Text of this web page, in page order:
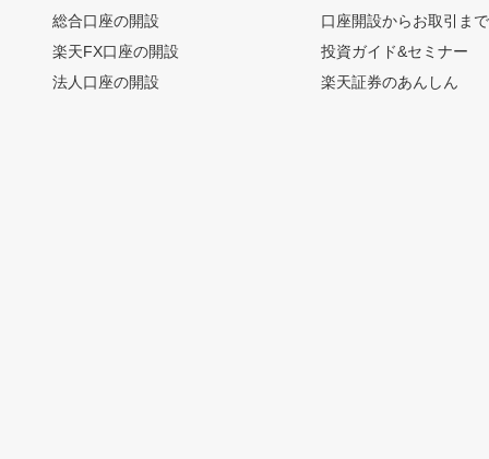
総合口座の開設
楽天FX口座の開設
法人口座の開設
口座開設からお取引ま
投資ガイド&セミナー
楽天証券のあんしん